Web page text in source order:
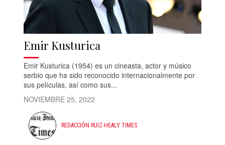
Emir Kusturica
Emir Kusturica (1954) es un cineasta, actor y músico
serbio que ha sido reconocido internacionalmente por
sus películas, así como sus...
NOVIEMBRE 25, 2022
REDACCIÓN RUIZ-HEALY TIMES